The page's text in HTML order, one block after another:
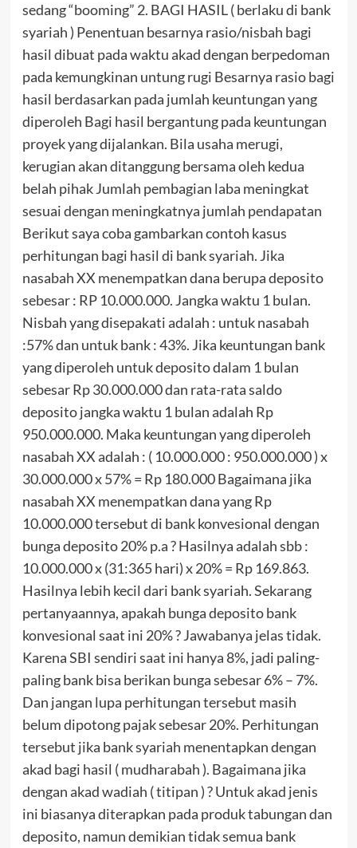
sedang “booming” 2. BAGI HASIL ( berlaku di bank
syariah ) Penentuan besarnya rasio/nisbah bagi
hasil dibuat pada waktu akad dengan berpedoman
pada kemungkinan untung rugi Besarnya rasio bagi
hasil berdasarkan pada jumlah keuntungan yang
diperoleh Bagi hasil bergantung pada keuntungan
proyek yang dijalankan. Bila usaha merugi,
kerugian akan ditanggung bersama oleh kedua
belah pihak Jumlah pembagian laba meningkat
sesuai dengan meningkatnya jumlah pendapatan
Berikut saya coba gambarkan contoh kasus
perhitungan bagi hasil di bank syariah. Jika
nasabah XX menempatkan dana berupa deposito
sebesar : RP 10.000.000. Jangka waktu 1 bulan.
Nisbah yang disepakati adalah : untuk nasabah
:57% dan untuk bank : 43%. Jika keuntungan bank
yang diperoleh untuk deposito dalam 1 bulan
sebesar Rp 30.000.000 dan rata-rata saldo
deposito jangka waktu 1 bulan adalah Rp
950.000.000. Maka keuntungan yang diperoleh
nasabah XX adalah : ( 10.000.000 : 950.000.000 ) x
30.000.000 x 57% = Rp 180.000 Bagaimana jika
nasabah XX menempatkan dana yang Rp
10.000.000 tersebut di bank konvesional dengan
bunga deposito 20% p.a ? Hasilnya adalah sbb :
10.000.000 x (31:365 hari) x 20% = Rp 169.863.
Hasilnya lebih kecil dari bank syariah. Sekarang
pertanyaannya, apakah bunga deposito bank
konvesional saat ini 20% ? Jawabanya jelas tidak.
Karena SBI sendiri saat ini hanya 8%, jadi paling-
paling bank bisa berikan bunga sebesar 6% – 7%.
Dan jangan lupa perhitungan tersebut masih
belum dipotong pajak sebesar 20%. Perhitungan
tersebut jika bank syariah menentapkan dengan
akad bagi hasil ( mudharabah ). Bagaimana jika
dengan akad wadiah ( titipan ) ? Untuk akad jenis
ini biasanya diterapkan pada produk tabungan dan
deposito, namun demikian tidak semua bank